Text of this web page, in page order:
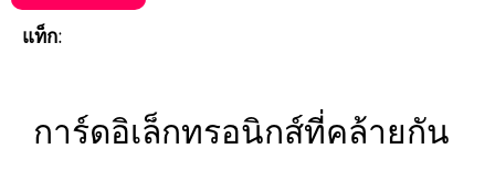
แท็ก:
การ์ดอิเล็กทรอนิกส์ที่คล้ายกัน